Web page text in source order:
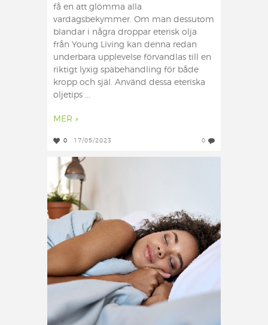
få en att glömma alla
vardagsbekymmer. Om man dessutom
blandar i några droppar eterisk olja
från Young Living kan denna redan
underbara upplevelse förvandlas till en
riktigt lyxig spabehandling för både
kropp och själ. Använd dessa eteriska
oljetips ...
MER »
0 17/05/2023 0